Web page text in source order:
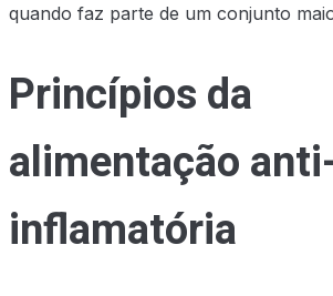
quando faz parte de um conjunto
Princípios da
alimentação
inflamatória